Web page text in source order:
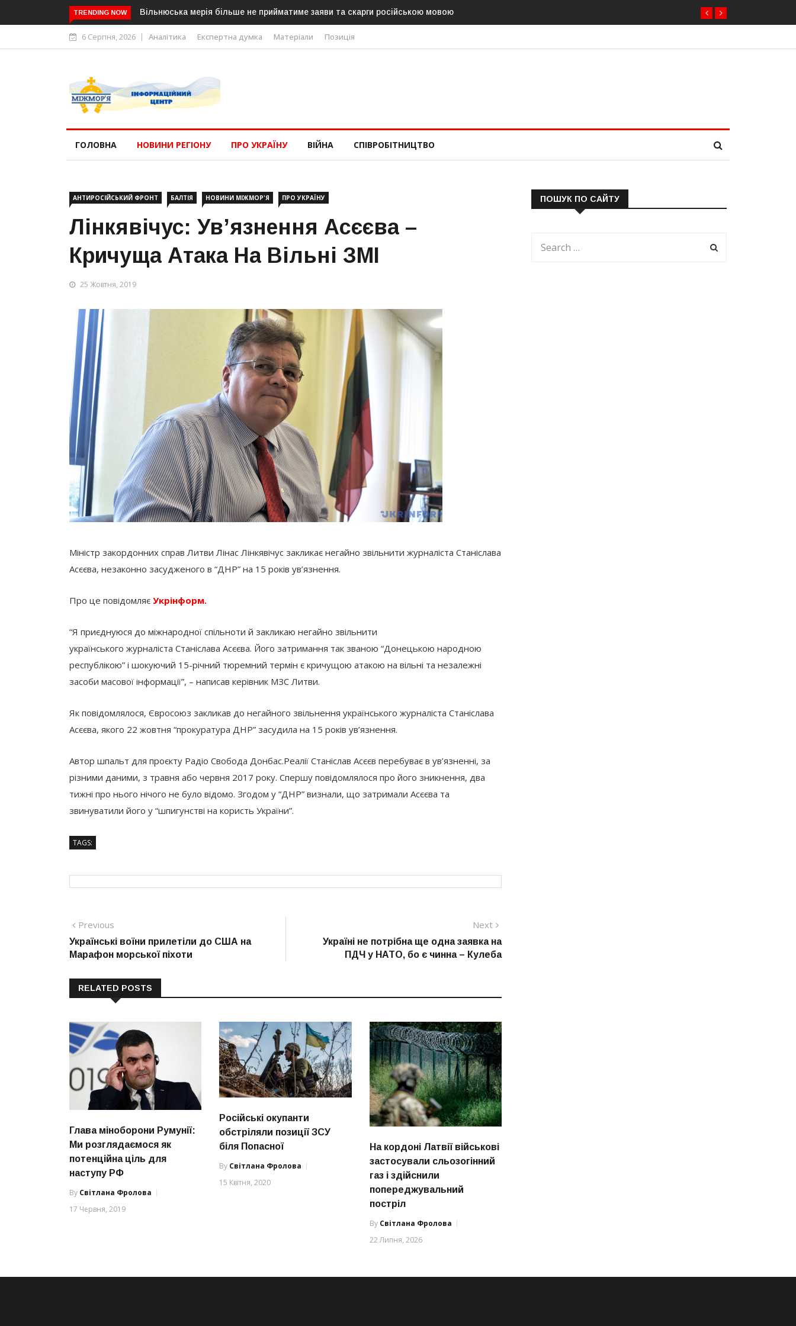
TRENDING NOW Вільнюська мерія більше не прийматиме заяви та скарги російською мовою
6 Серпня, 2026 Аналітика Експертна думка Матеріали Позиція
ГОЛОВНА НОВИНИ РЕГІОНУ ПРО УКРАЇНУ ВІЙНА СПІВРОБІТНИЦТВО
АНТИРОСІЙСЬКИЙ ФРОНТ БАЛТІЯ НОВИНИ МІЖМОР'Я ПРО УКРАЇНУ
Лінкявічус: Ув’язнення Асєєва –
Кричуща Атака На Вільні ЗМІ
25 Жовтня, 2019
Міністр закордонних справ Литви Лінас Лінкявічус закликає негайно звільнити журналіста Станіслава
Асєєва, незаконно засудженого в “ДНР” на 15 років ув’язнення.
Про це повідомляє Укрінформ.
“Я приєднуюся до міжнародної спільноти й закликаю негайно звільнити
українського журналіста Станіслава Асєєва. Його затримання так званою “Донецькою народною
республікою” і шокуючий 15-річний тюремний термін є кричущою атакою на вільні та незалежні
засоби масової інформації”, – написав керівник МЗС Литви.
Як повідомлялося, Євросоюз закликав до негайного звільнення українського журналіста Станіслава
Асєєва, якого 22 жовтня “прокуратура ДНР” засудила на 15 років ув’язнення.
Автор шпальт для проєкту Радіо Свобода Донбас.Реалії Станіслав Асєєв перебуває в ув’язненні, за
різними даними, з травня або червня 2017 року. Спершу повідомлялося про його зникнення, два
тижні про нього нічого не було відомо. Згодом у “ДНР” визнали, що затримали Асєєва та
звинуватили його у “шпигунстві на користь України”.
TAGS:
Навігація
записів
Previous
post:
Українські воїни прилетіли до США на
Марафон морської піхоти
Next
post:
Україні не потрібна ще одна заявка на
ПДЧ у НАТО, бо є чинна – Кулеба
RELATED POSTS
Глава міноборони Румунії:
Ми розглядаємося як
потенційна ціль для
наступу РФ
By Світлана Фролова
17 Червня, 2019
Російські окупанти
обстріляли позиції ЗСУ
біля Попасної
By Світлана Фролова
15 Квітня, 2020
На кордоні Латвії військові
застосували сльозогінний
газ і здійснили
попереджувальний
постріл
By Світлана Фролова
22 Липня, 2026
ПОШУК ПО САЙТУ